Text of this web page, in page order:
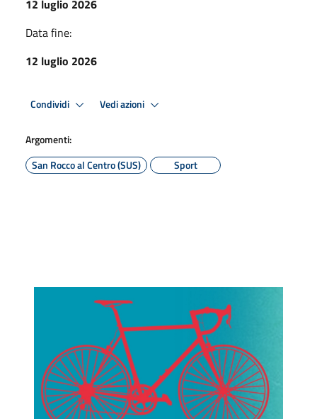
12 luglio 2026
Data fine:
12 luglio 2026
Condividi Vedi azioni
Argomenti:
San Rocco al Centro (SUS)
Sport